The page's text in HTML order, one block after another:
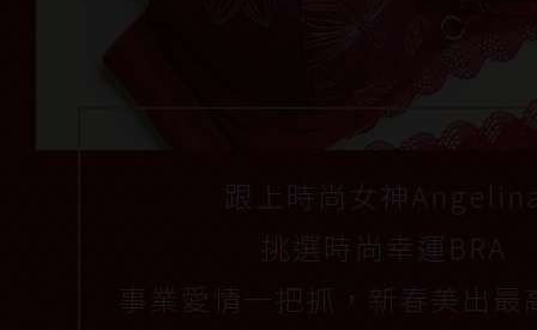
跟上時尚女神
挑選時尚幸運BRA
事業愛情一把抓，新春美出最